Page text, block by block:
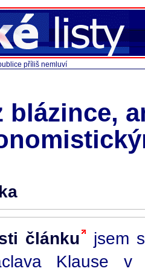
příliš nemluví
blázince,
článku
jsem
Klause v